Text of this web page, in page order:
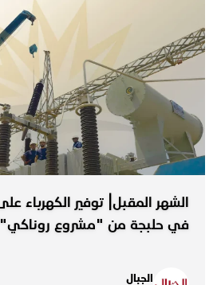
في حلبجة من "مشروع روناكي"
الجبال